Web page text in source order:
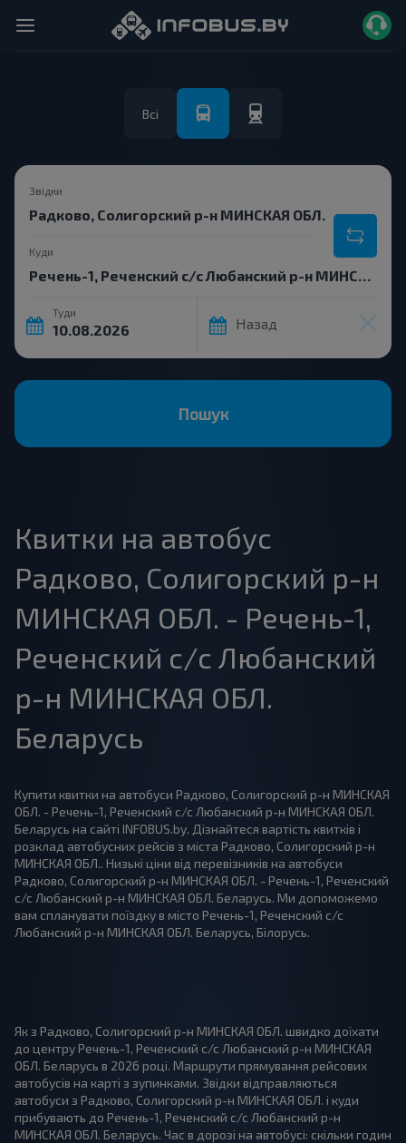
Всі
Звідки
Куди
Туди
Назад
Пошук
Квитки на автобус
Радково, Солигорский р-н
МИНСКАЯ ОБЛ. - Речень-1,
Реченский с/с Любанский
р-н МИНСКАЯ ОБЛ.
Беларусь
Купити квитки на автобуси Радково, Солигорский р-н МИНСКАЯ
ОБЛ. - Речень-1, Реченский с/с Любанский р-н МИНСКАЯ ОБЛ.
Беларусь на сайті INFOBUS.by. Дізнайтеся вартість квитків і
розклад автобусних рейсів з міста Радково, Солигорский р-н
МИНСКАЯ ОБЛ.. Низькі ціни від перевізників на автобуси
Радково, Солигорский р-н МИНСКАЯ ОБЛ. - Речень-1, Реченский
с/с Любанский р-н МИНСКАЯ ОБЛ. Беларусь. Ми допоможемо
вам спланувати поїздку в місто Речень-1, Реченский с/с
Любанский р-н МИНСКАЯ ОБЛ. Беларусь, Білорусь.
Як з Радково, Солигорский р-н МИНСКАЯ ОБЛ. швидко доїхати
до центру Речень-1, Реченский с/с Любанский р-н МИНСКАЯ
ОБЛ. Беларусь в 2026 році. Маршрути прямування рейсових
автобусів на карті з зупинками. Звідки відправляються
автобуси з Радково, Солигорский р-н МИНСКАЯ ОБЛ. і куди
прибувають до Речень-1, Реченский с/с Любанский р-н
МИНСКАЯ ОБЛ. Беларусь. Час в дорозі на автобусі: скільки годин